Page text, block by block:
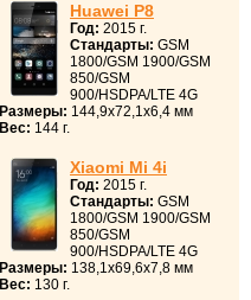
Huawei P8
Год: 2015 г.
Стандарты: GSM
1800/GSM 1900/GSM
850/GSM
900/HSDPA/LTE 4G
Размеры: 144,9x72,1x6,4 мм
Вес: 144 г.
Xiaomi Mi 4i
Год: 2015 г.
Стандарты: GSM
1800/GSM 1900/GSM
850/GSM
900/HSDPA/LTE 4G
Размеры: 138,1x69,6x7,8 мм
Вес: 130 г.